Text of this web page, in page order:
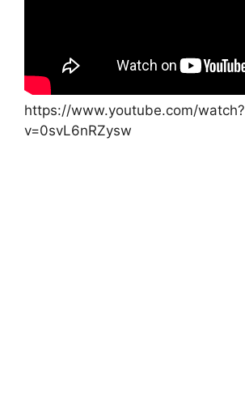
https://www.youtube.com/watch?
v=0svL6nRZysw